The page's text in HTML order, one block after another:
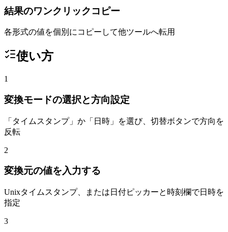
結果のワンクリックコピー
各形式の値を個別にコピーして他ツールへ転用
使い方
1
変換モードの選択と方向設定
「タイムスタンプ」か「日時」を選び、切替ボタンで方向を
反転
2
変換元の値を入力する
Unixタイムスタンプ、または日付ピッカーと時刻欄で日時を
指定
3